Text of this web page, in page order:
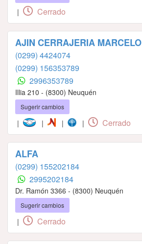
| Cerrado
AJIN CERRAJERIA MARCELO
(0299) 4424074
(0299) 156353789
2996353789
Illia 210 - (8300) Neuquén
Sugerir cambios
| | | | Cerrado
ALFA
(0299) 155202184
2995202184
Dr. Ramón 3366 - (8300) Neuquén
Sugerir cambios
| Cerrado